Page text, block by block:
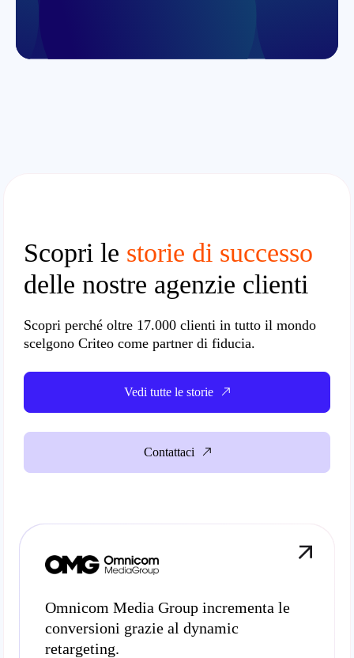
Scopri le storie di successo
delle nostre agenzie clienti
Scopri perché oltre 17.000 clienti in tutto il mondo
scelgono Criteo come partner di fiducia.
Vedi tutte le storie
Contattaci
Omnicom Media Group incrementa le
conversioni grazie al dynamic
retargeting.